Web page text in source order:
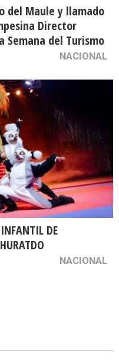
del Maule y llamado
Director
Semana del Turismo
NACIONAL
DE
NACIONAL